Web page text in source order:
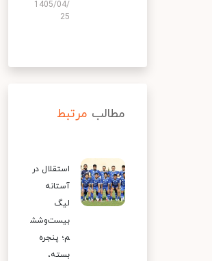
1405/04/
25
مطالب مرتبط
استقلال در
آستانه
لیگ
بیست‌وشش
م؛ پنجره
بسته،